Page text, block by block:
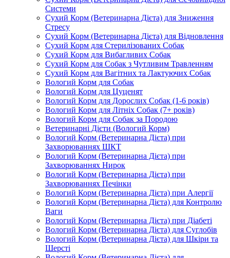
Системи
Сухий Корм (Ветеринарна Дієта) для Зниження
Стресу
Сухий Корм (Ветеринарна Дієта) для Відновлення
Сухий Корм для Стерилізованих Собак
Сухий Корм для Вибагливих Собак
Сухий Корм для Собак з Чутливим Травленням
Сухий Корм для Вагітних та Лактуючих Собак
Вологий Корм для Собак
Вологий Корм для Цуценят
Вологий Корм для Дорослих Собак (1-6 років)
Вологий Корм для Літніх Собак (7+ років)
Вологий Корм для Собак за Породою
Ветеринарні Дієти (Вологий Корм)
Вологий Корм (Ветеринарна Дієта) при
Захворюваннях ШКТ
Вологий Корм (Ветеринарна Дієта) при
Захворюваннях Нирок
Вологий Корм (Ветеринарна Дієта) при
Захворюваннях Печінки
Вологий Корм (Ветеринарна Дієта) при Алергії
Вологий Корм (Ветеринарна Дієта) для Контролю
Ваги
Вологий Корм (Ветеринарна Дієта) при Діабеті
Вологий Корм (Ветеринарна Дієта) для Суглобів
Вологий Корм (Ветеринарна Дієта) для Шкіри та
Шерсті